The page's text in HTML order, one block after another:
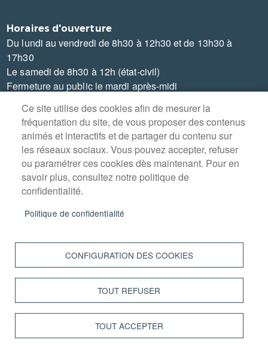
Horaires d'ouverture
Du lundi au vendredi de 8h30 à 12h30 et de 13h30 à
17h30
Le samedi de 8h30 à 12h (état-civil)
Fermeture au public le mardi après-midi
MENU
PIED
PAGE
PLAN DU SITE
CONTACT
COOKIES
INTRANET
Ce site utilise des cookies afin de mesurer la
fréquentation du site, de vous proposer des contenus
animés et interactifs et de partager du contenu sur
les réseaux sociaux. Vous pouvez accepter, refuser
ou paramétrer ces cookies dès maintenant. Pour en
savoir plus, consultez notre politique de
confidentialité.
Politique de confidentialité
CONFIGURATION DES COOKIES
TOUT REFUSER
TOUT ACCEPTER